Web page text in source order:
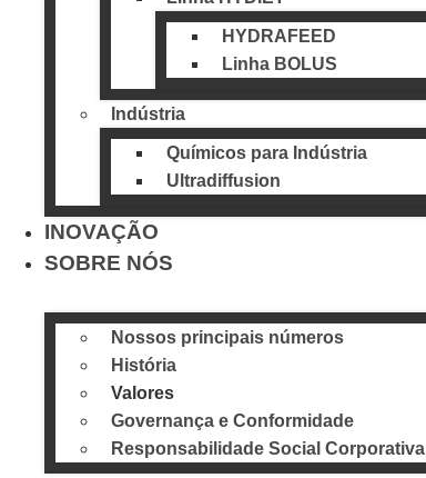
HYDRAFEED
Linha BOLUS
Indústria
Químicos para Indústria
Ultradiffusion
INOVAÇÃO
SOBRE NÓS
Nossos principais números
História
Valores
Governança e Conformidade
Responsabilidade Social Corporativa